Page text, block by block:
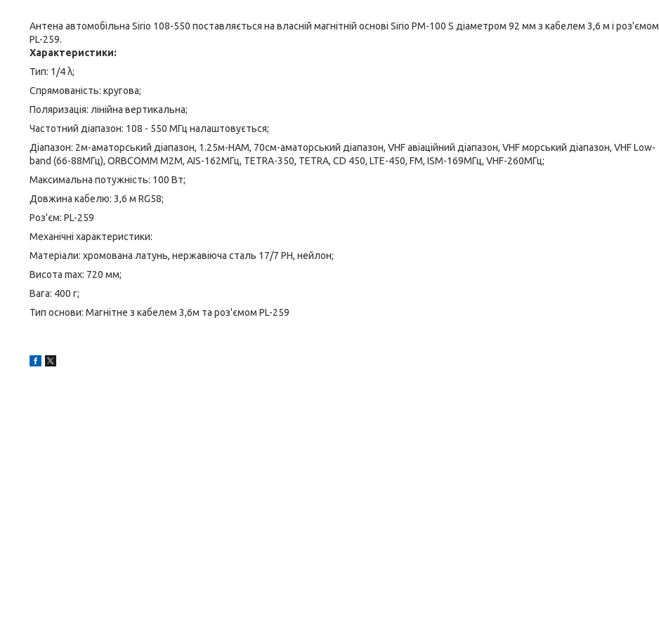
Антена автомобільна Sirio 108-550 поставляється на власній магнітній основі Sirio PM-100 S діаметром 92 мм з кабелем 3,6 м і роз'ємом
PL-259.
Характеристики:
Тип: 1/4 λ;
Спрямованість: кругова;
Поляризація: лінійна вертикальна;
Частотний діапазон: 108 - 550 МГц налаштовується;
Діапазон: 2м-аматорський діапазон, 1.25м-HAM, 70см-аматорський діапазон, VHF авіаційний діапазон, VHF морський діапазон, VHF Low-
band (66-88МГц), ORBCOMM M2M, AIS-162МГц, TETRA-350, TETRA, CD 450, LTE-450, FM, ISM-169МГц, VHF-260МГц;
Максимальна потужність: 100 Вт;
Довжина кабелю: 3,6 м RG58;
Роз'єм: PL-259
Механічні характеристики:
Матеріали: хромована латунь, нержавіюча сталь 17/7 PH, нейлон;
Висота max: 720 мм;
Вага: 400 г;
Тип основи: Магнітне з кабелем 3,6м та роз'ємом PL-259